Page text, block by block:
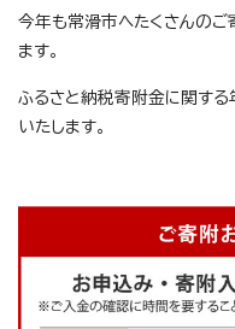
今年も常滑市へたくさんのご
ます。
ふるさと納税寄附金に関す
いたします。